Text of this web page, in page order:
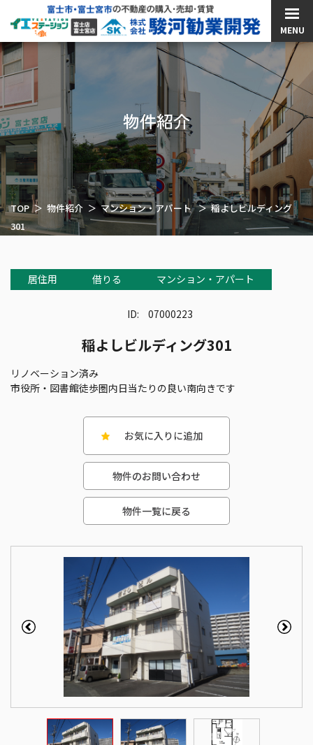
MENU
物件紹介
TOP 物件紹介 マンション・アパート
稲よしビルディング
301
居住用 借りる マンション・アパート
ID: 07000223
稲よしビルディング301
リノベーション済み
市役所・図書館徒歩圏内日当たりの良い南向きです
お気に入りに追加
物件のお問い合わせ
物件一覧に戻る